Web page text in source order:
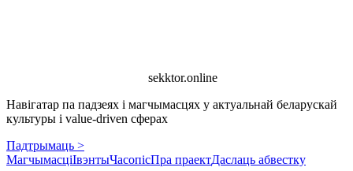
sekktor.online
Навігатар па падзеях і магчымасцях у актуальнай беларускай
культуры і value-driven сферах
Падтрымаць >
МагчымасціІвэнтыЧасопісПра праектДаслаць абвестку